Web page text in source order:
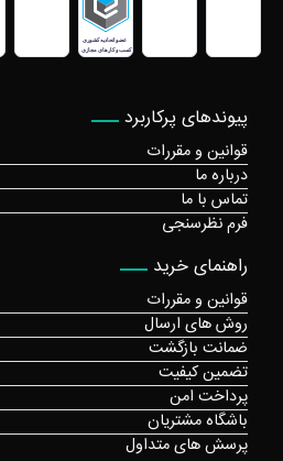
پیوندهای پرکاربرد
قوانین و مقررات
درباره ما
تماس با ما
فرم نظرسنجی
راهنمای خرید
قوانین و مقررات
روش های ارسال
ضمانت بازگشت
تضمین کیفیت
پرداخت امن
باشگاه مشتریان
پرسش های متداول